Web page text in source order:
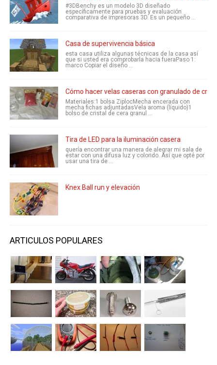
#3DBenchy es un modelo 3D diseñado
específicamente para pruebas y evaluación
comparativa de impresoras 3D. Es un pequeño ...
Casa de supervivencia básica
esta casa utiliza algunas técnicas de la casa así
que si usted era comprobarla hacia fueraPaso 1:
marco Copiar el diseño ...
Cómo hacer velas caseras con granulado de
Materiales:1 bolsa ZiplocMecha encerada con
mecha fichas adjuntadasVela aroma (líquido)1
bolso de cristal de cera granul ...
Tira de LED para la iluminación casera
quería encontrar una manera de alegrar mi sala de
estar con una difusa luz y colorido. Así que opté por
usar una tira de ...
Knex Ball run y elevación
ARTICULOS POPULARES